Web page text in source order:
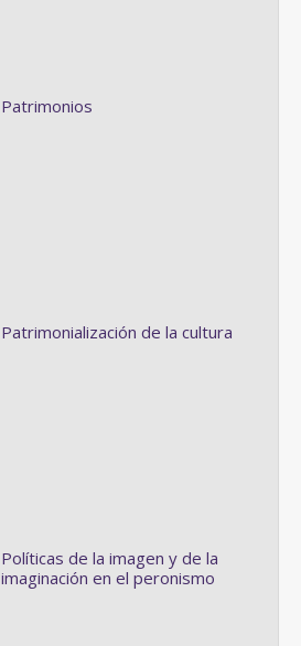
Patrimonios
Patrimonialización de la cultura
Políticas de la imagen y de la
imaginación en el peronismo